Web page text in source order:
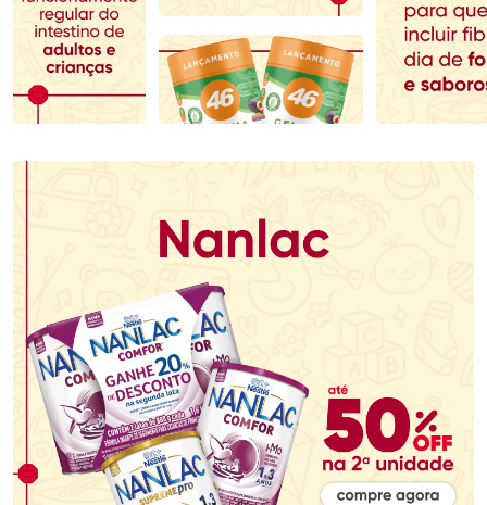
Comprar sem Desconto
Por R$ 79,19/cada
Comprar sem Desconto
Por R$ 79,19/cada
Comprar sem Desconto
Por R$ 59,59/cada
Comprar sem Desconto
Por R$ 59,59/cada